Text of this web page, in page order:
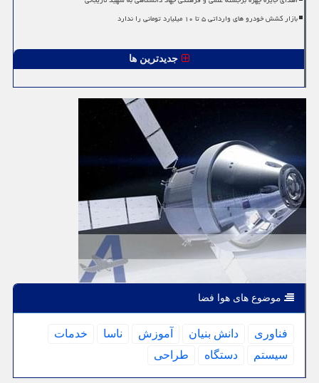
بازار کشش خودرو های وارداتی ۵ تا ۱۰ میلیارد تومانی را ندارد
جدیدترین ها
موضوع های هوا فضا
فناوری دانش بنیان آموزش ناسا
خدمات
سیستم
دستگاه طراحی